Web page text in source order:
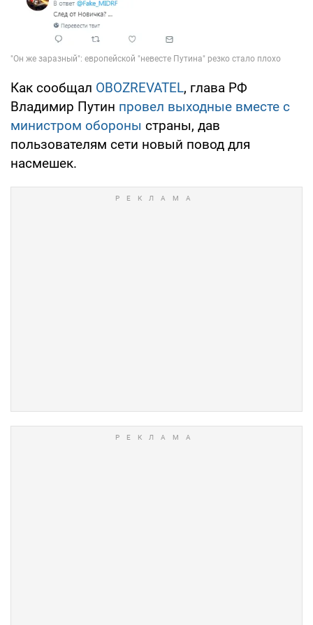
Как сообщал OBOZREVATEL, глава РФ
Владимир Путин провел выходные вместе с
министром обороны страны, дав
пользователям сети новый повод для
насмешек.